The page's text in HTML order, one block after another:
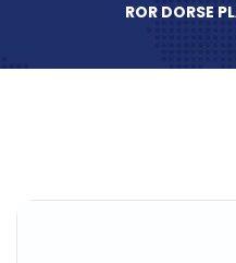
ROR DORSE